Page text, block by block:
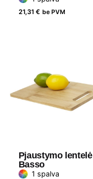
21,31 € be PVM
Pjaustymo lentelė
Basso
1 spalva